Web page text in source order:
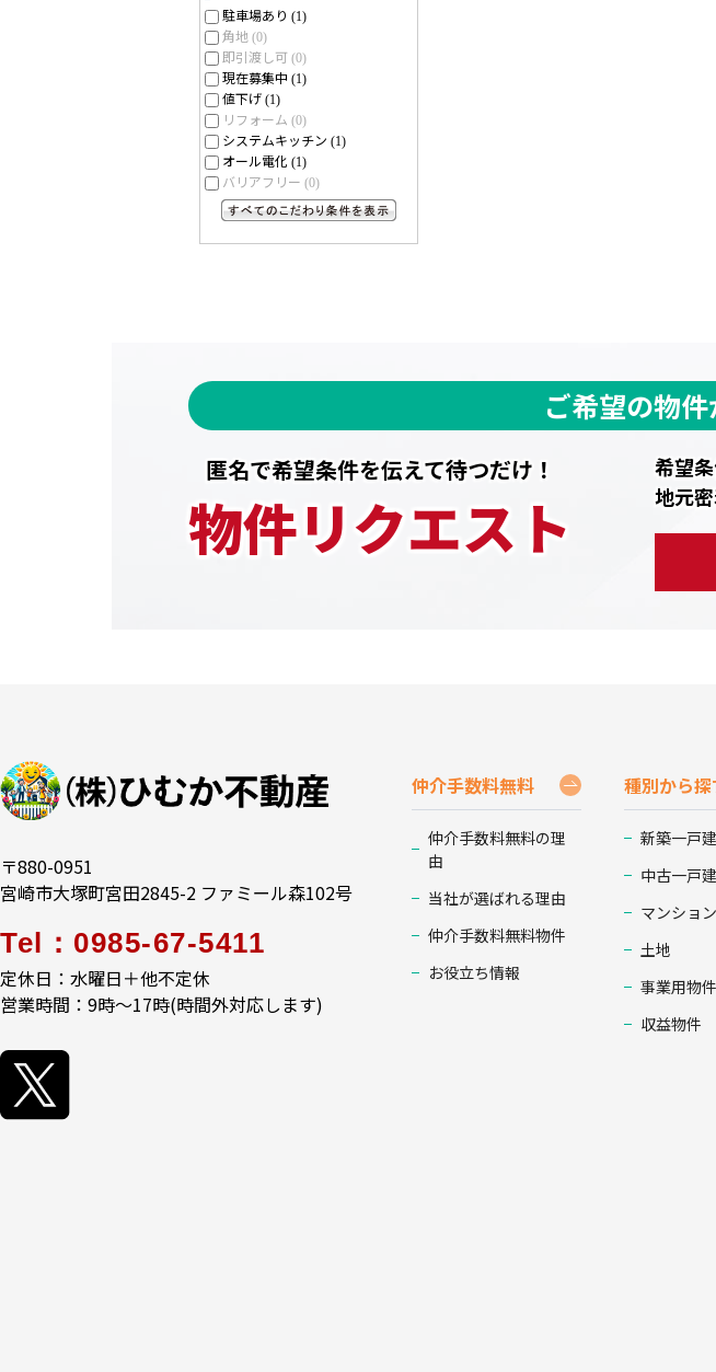
駐車場あり (1)
角地 (0)
即引渡し可 (0)
現在募集中 (1)
値下げ (1)
リフォーム (0)
システムキッチン (1)
オール電化 (1)
バリアフリー (0)
ご希望の物
匿名で希望条件を伝えて待つだけ！
物件リクエスト
希望
地元
〒880-0951
宮崎市大塚町宮田2845-2 ファミール森102号
Tel：0985-67-5411
定休日：水曜日＋他不定休
営業時間：9時～17時(時間外対応します)
仲介手数料無料
仲介手数料無料の理
由
当社が選ばれる理由
仲介手数料無料物件
お役立ち情報
種別から探
新築一戸
中古一戸
マンション
土地
事業用物件
収益物件